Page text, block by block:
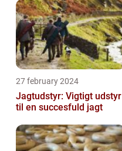
27 february 2024
Jagtudstyr: Vigtigt udstyr
til en succesfuld jagt